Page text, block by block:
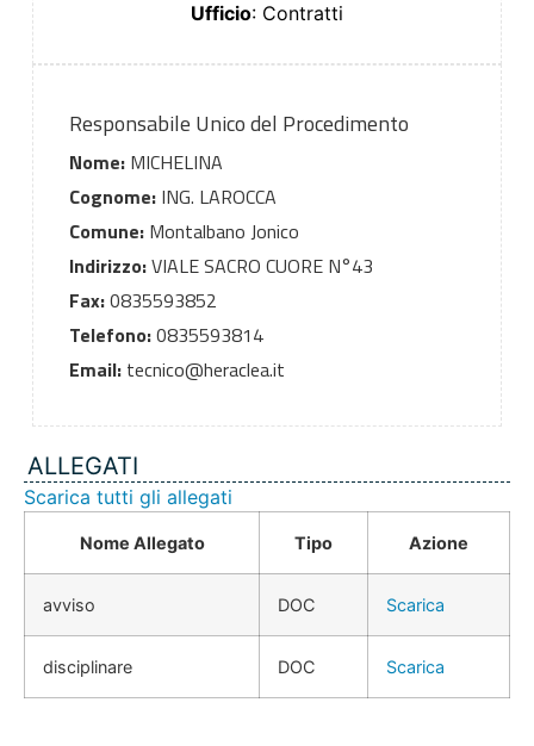
Ufficio: Contratti
Responsabile Unico del Procedimento
Nome:MICHELINA
Cognome:ING. LAROCCA
Comune:Montalbano Jonico
Indirizzo:VIALE SACRO CUORE N°43
Fax:0835593852
Telefono:0835593814
Email:tecnico@heraclea.it
ALLEGATI
Scarica tutti gli allegati
Nome Allegato Tipo Azione
avviso DOC Scarica
disciplinare DOC Scarica